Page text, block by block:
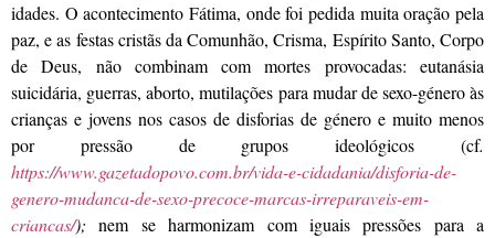
idades. O acontecimento Fátima, onde foi pedida muita oração pela
paz, e as festas cristãs da Comunhão, Crisma, Espírito Santo, Corpo
de Deus, não combinam com mortes provocadas: eutanásia
suicidária, guerras, aborto, mutilações para mudar de sexo-género às
crianças e jovens nos casos de disforias de género e muito menos
por pressão de grupos ideológicos (cf.
https://www.gazetadopovo.com.br/vida-e-cidadania/disforia-de-
genero-mudanca-de-sexo-precoce-marcas-irreparaveis-em-
criancas/);nem se harmonizam com iguais pressões para a